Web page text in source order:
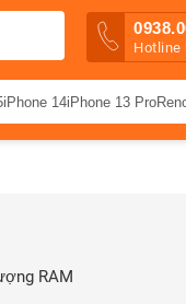
Hotline
iPhone 14iPhone 13 Pro
RAM